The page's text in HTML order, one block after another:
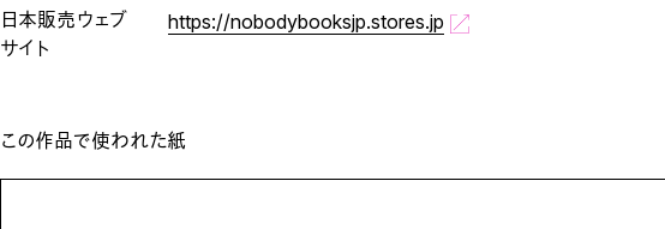
日本販売ウェブ
サイト
https://nobodybooksjp.stores.jp
この作品で使われた紙